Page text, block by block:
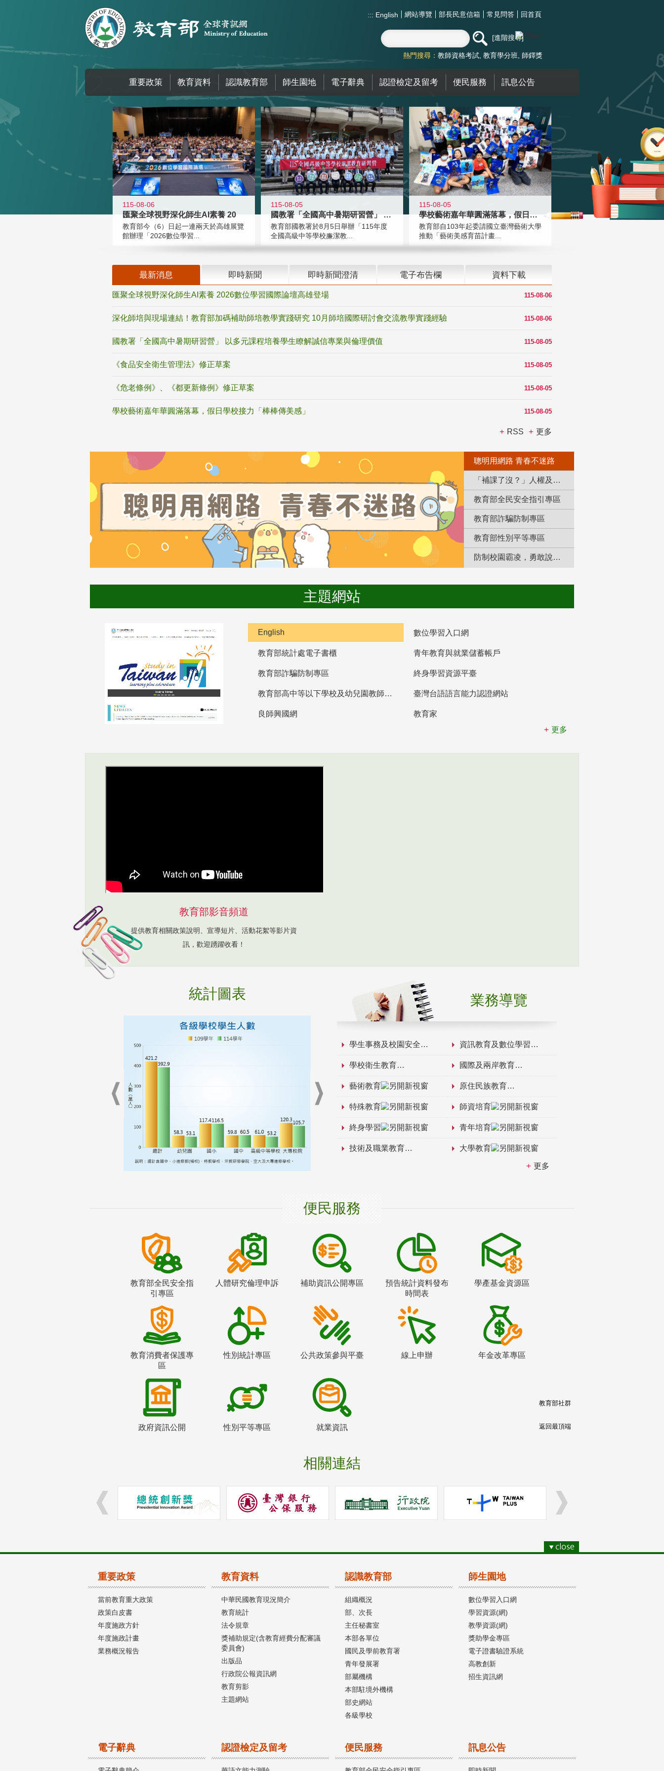
::: English 網站導覽 部長民意信箱 常見問答 回首頁
進階搜尋
熱門搜尋： 教師資格考試 教育學分班 師鐸獎
重要政策 教育資料 認識教育部 師生園地 電子辭典 認證檢定及留考 便民服務 訊息公告
:::
115-08-06
匯聚全球視野深化師生AI素養 20
教育部今（6）日起一連兩天於高雄展覽
館辦理「2026數位學習...
115-08-05
國教署「全國高中暑期研習營」 以多
教育部國教署於8月5日舉辦「115年度
全國高級中等學校廉潔教...
115-08-05
學校藝術嘉年華圓滿落幕，假日學校接
教育部自103年起委請國立臺灣藝術大學
推動「藝術美感育苗計畫...
最新消息 即時新聞 即時新聞澄清 電子布告欄 資料下載
115-08-06
匯聚全球視野深化師生AI素養 2026數位學習國際論壇高雄登場
115-08-06
深化師培與現場連結！教育部加碼補助師培教學實踐研究 10月師培國際研討會交流教學實踐經驗
115-08-05
國教署「全國高中暑期研習營」 以多元課程培養學生瞭解誠信專業與倫理價值
115-08-05
《食品安全衛生管理法》修正草案
115-08-05
《危老條例》、《都更新條例》修正草案
115-08-05
學校藝術嘉年華圓滿落幕，假日學校接力「棒棒傳美感」
RSS 更多
聰明用網路 青春不迷路
「補課了沒？」人權及轉型正義教育專區
教育部全民安全指引專區
教育部詐騙防制專區
教育部性別平等專區
防制校園霸凌，勇敢說出來！
主題網站
English 數位學習入口網
教育部統計處電子書櫃 青年教育與就業儲蓄帳戶
教育部詐騙防制專區 終身學習資源平臺
教育部高中等以下學校及幼兒園教師資格檢定考試 臺灣台語語言能力認證網站
良師興國網
教育家
更多
教育部影音頻道
提供教育相關政策說明、宣導短片、活動花絮等影片資
訊，歡迎踴躍收看！
統計圖表 業務導覽
學生事務及校園安全 資訊教育及數位學習
學校衛生教育 國際及兩岸教育
藝術教育 原住民族教育
特殊教育 師資培育
終身學習 青年培育
技術及職業教育 大學教育
更多
便民服務
教育部全民安全指
引專區
人體研究倫理申訴 補助資訊公開專區
預告統計資料發布
時間表
學產基金資源區
教育消費者保護專
區
性別統計專區 公共政策參與平臺 線上申辦 年金改革專區
政府資訊公開 性別平等專區 就業資訊
相關連結
教育部社群
返回最頂端
重要政策
當前教育重大政策
政策白皮書
年度施政方針
年度施政計畫
業務概況報告
教育資料
中華民國教育現況簡介
教育統計
法令規章
獎補助規定(含教育經費分配審議
委員會)
出版品
行政院公報資訊網
教育剪影
主題網站
認識教育部
組織概況
部、次長
主任秘書室
本部各單位
國民及學前教育署
青年發展署
部屬機構
本部駐境外機構
部史網站
各級學校
師生園地
數位學習入口網
學習資源(網)
教學資源(網)
獎助學金專區
電子證書驗證系統
高教創新
招生資訊網
電子辭典 認證檢定及留考 便民服務 訊息公告